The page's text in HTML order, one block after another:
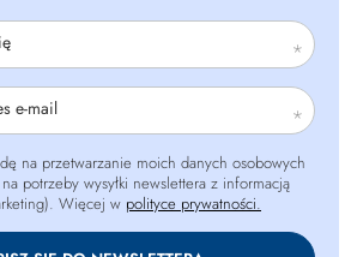
e-mail
na przetwarzanie moich danych osobowych
potrzeby wysyłki newslettera z informacją
Więcej w polityce prywatności.